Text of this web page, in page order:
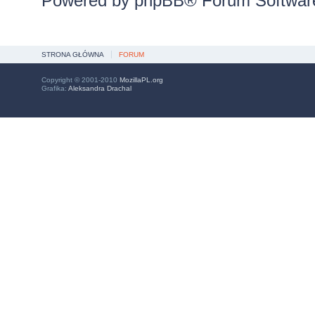
STRONA GŁÓWNA FORUM
Copyright © 2001-2010 MozillaPL.org
Grafika: Aleksandra Drachal